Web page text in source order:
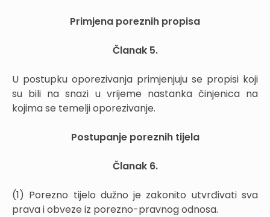
Primjena poreznih propisa
Članak 5.
U postupku oporezivanja primjenjuju se propisi koji
su bili na snazi u vrijeme nastanka činjenica na
kojima se temelji oporezivanje.
Postupanje poreznih tijela
Članak 6.
(1) Porezno tijelo dužno je zakonito utvrđivati sva
prava i obveze iz porezno-pravnog odnosa.